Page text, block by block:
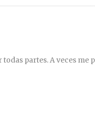
partes. A veces me